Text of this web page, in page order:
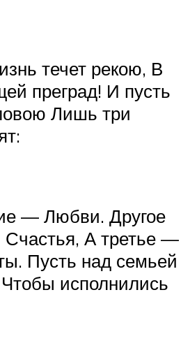
течет рекою, В
преград! И пусть
Лишь три
— Любви. Другое
А третье —
Пусть над семьей
исполнились